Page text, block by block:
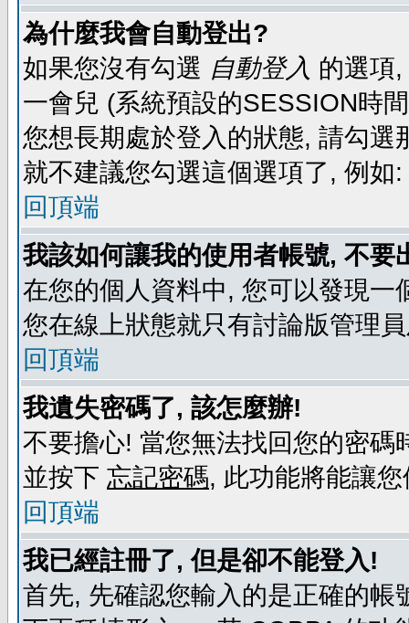
為什麼我會自動登出?
如果您沒有勾選 自動登入 的選項
一會兒 (系統預設的SESSION時
您想長期處於登入的狀態, 請勾
就不建議您勾選這個選項了, 例
回頂端
我該如何讓我的使用者帳號, 不
在您的個人資料中, 您可以發現一
您在線上狀態就只有討論版管理
回頂端
我遺失密碼了, 該怎麼辦!
不要擔心! 當您無法找回您的密
並按下 忘記密碼, 此功能將能讓
回頂端
我已經註冊了, 但是卻不能登入!
首先, 先確認您輸入的是正確的